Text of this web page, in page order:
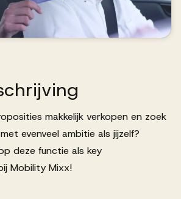
makkelijk verkopen en zoek
evenveel ambitie als jijzelf?
deze functie als key
Mobility Mixx!